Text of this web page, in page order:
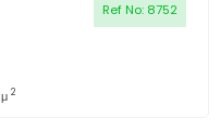
Ref No: 8752
μ 2